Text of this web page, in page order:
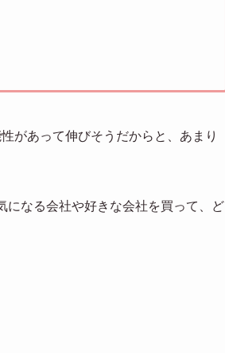
があって伸びそうだからと、あまり
なる会社や好きな会社を買って、ど